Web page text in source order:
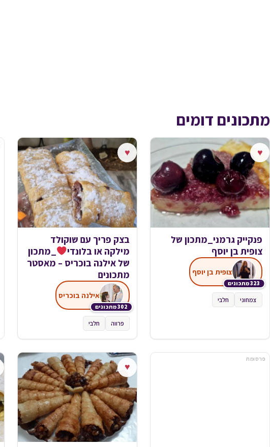
מתכונים דומים
♥
פנקייק גרמני_מתכון של
צופית בן יוסף
323 מתכונים
צופית בן יוסף
צמחוני חלבי
♥
בצק פריך עם שוקולד
מילקה או בלונדי
_מתכון
של אילנה בוכריס – מאסטר
מתכונים
302 מתכונים
אילנה בוכריס
פרווה חלבי
פרסומת
♥